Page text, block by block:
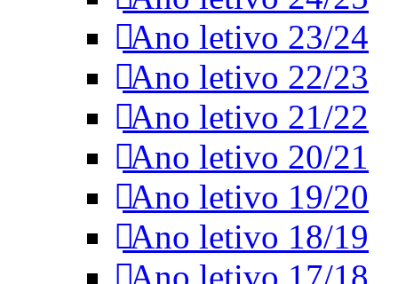
Ano letivo 23/24
Ano letivo 22/23
Ano letivo 21/22
Ano letivo 20/21
Ano letivo 19/20
Ano letivo 18/19